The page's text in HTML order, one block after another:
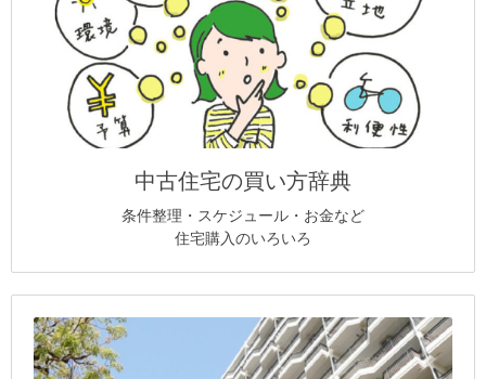
中古住宅の買い方辞典
条件整理・スケジュール・お金など
住宅購入のいろいろ